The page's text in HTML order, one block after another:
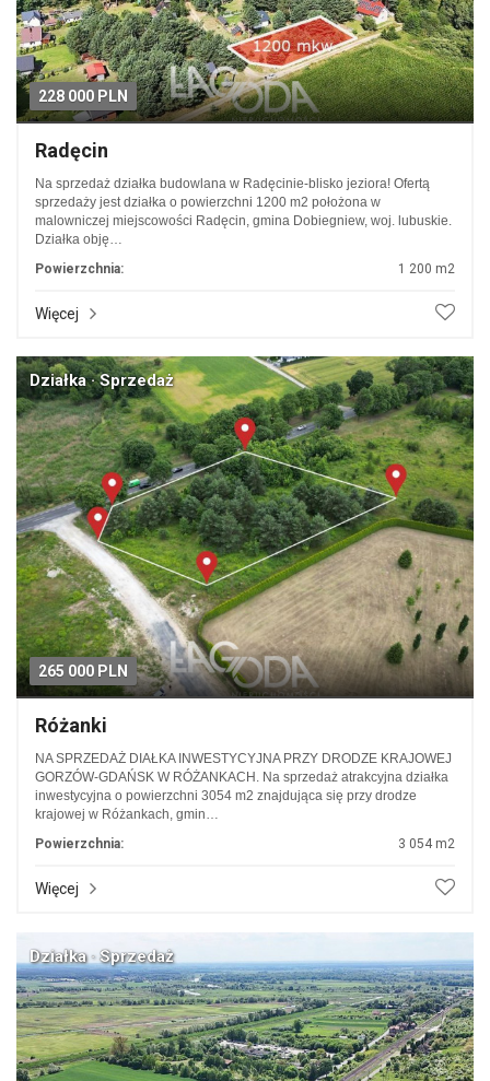
228 000 PLN
Radęcin
Na sprzedaż działka budowlana w Radęcinie-blisko jeziora! Ofertą
sprzedaży jest działka o powierzchni 1200 m2 położona w
malowniczej miejscowości Radęcin, gmina Dobiegniew, woj. lubuskie.
Działka obję…
Powierzchnia:
1 200 m2
Więcej
265 000 PLN
Działka · Sprzedaż
Różanki
NA SPRZEDAŻ DIAŁKA INWESTYCYJNA PRZY DRODZE KRAJOWEJ
GORZÓW-GDAŃSK W RÓŻANKACH. Na sprzedaż atrakcyjna działka
inwestycyjna o powierzchni 3054 m2 znajdująca się przy drodze
krajowej w Różankach, gmin…
Powierzchnia:
3 054 m2
Więcej
Działka · Sprzedaż